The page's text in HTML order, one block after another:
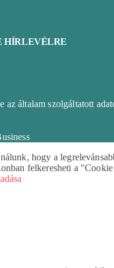
HÍRLEVÉLRE
az általam szolgáltatott
hogy a
felkeresheti a